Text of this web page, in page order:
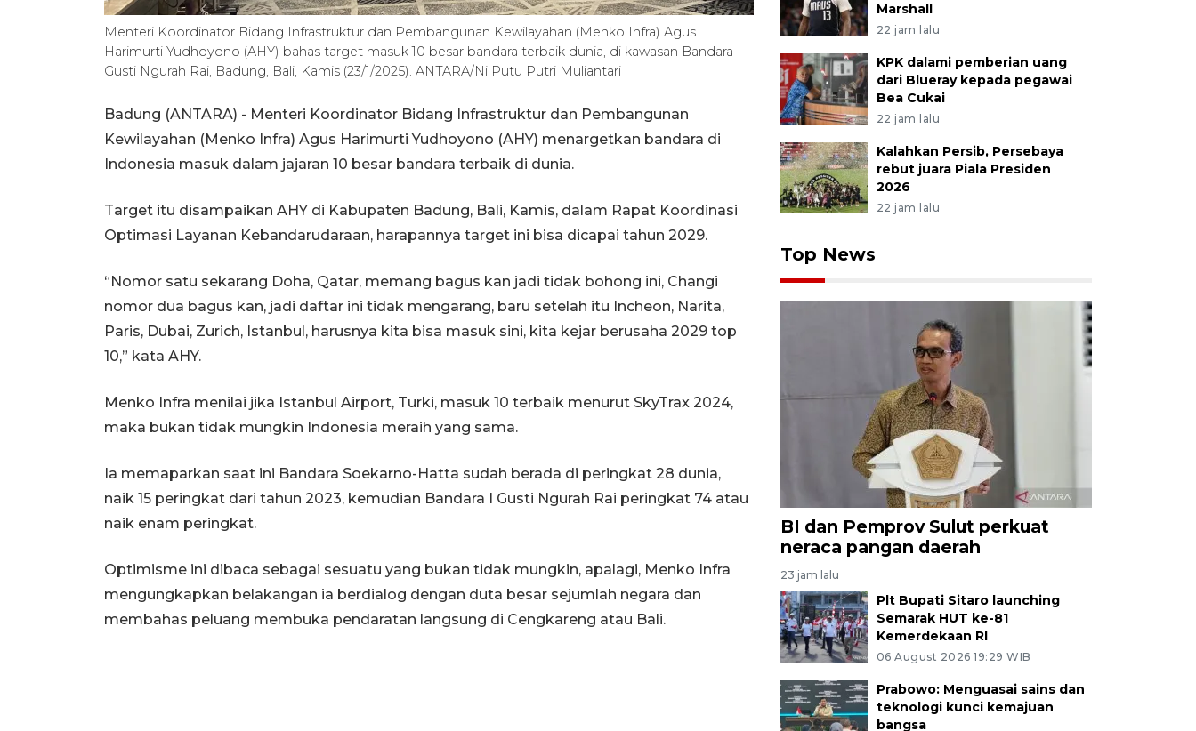
Menteri Koordinator Bidang Infrastruktur dan Pembangunan Kewilayahan (Menko Infra) Agus
Harimurti Yudhoyono (AHY) bahas target masuk 10 besar bandara terbaik dunia, di kawasan Bandara I
Gusti Ngurah Rai, Badung, Bali, Kamis (23/1/2025). ANTARA/Ni Putu Putri Muliantari
Badung (ANTARA) - Menteri Koordinator Bidang Infrastruktur dan Pembangunan
Kewilayahan (Menko Infra) Agus Harimurti Yudhoyono (AHY) menargetkan bandara di
Indonesia masuk dalam jajaran 10 besar bandara terbaik di dunia.
Target itu disampaikan AHY di Kabupaten Badung, Bali, Kamis, dalam Rapat Koordinasi
Optimasi Layanan Kebandarudaraan, harapannya target ini bisa dicapai tahun 2029.
“Nomor satu sekarang Doha, Qatar, memang bagus kan jadi tidak bohong ini, Changi
nomor dua bagus kan, jadi daftar ini tidak mengarang, baru setelah itu Incheon, Narita,
Paris, Dubai, Zurich, Istanbul, harusnya kita bisa masuk sini, kita kejar berusaha 2029 top
10,” kata AHY.
Menko Infra menilai jika Istanbul Airport, Turki, masuk 10 terbaik menurut SkyTrax 2024,
maka bukan tidak mungkin Indonesia meraih yang sama.
Ia memaparkan saat ini Bandara Soekarno-Hatta sudah berada di peringkat 28 dunia,
naik 15 peringkat dari tahun 2023, kemudian Bandara I Gusti Ngurah Rai peringkat 74 atau
naik enam peringkat.
Optimisme ini dibaca sebagai sesuatu yang bukan tidak mungkin, apalagi, Menko Infra
mengungkapkan belakangan ia berdialog dengan duta besar sejumlah negara dan
membahas peluang membuka pendaratan langsung di Cengkareng atau Bali.
Marshall
22 jam lalu
KPK dalami pemberian uang
dari Blueray kepada pegawai
Bea Cukai
22 jam lalu
Kalahkan Persib, Persebaya
rebut juara Piala Presiden
2026
22 jam lalu
Top News
BI dan Pemprov Sulut perkuat
neraca pangan daerah
23 jam lalu
Plt Bupati Sitaro launching
Semarak HUT ke-81
Kemerdekaan RI
06 August 2026 19:29 WIB
Prabowo: Menguasai sains dan
teknologi kunci kemajuan
bangsa